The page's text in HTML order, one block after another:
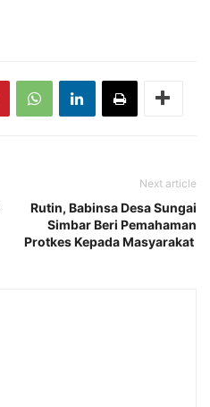
Next article
Rutin, Babinsa Desa Sungai
Simbar Beri Pemahaman
Protkes Kepada Masyarakat